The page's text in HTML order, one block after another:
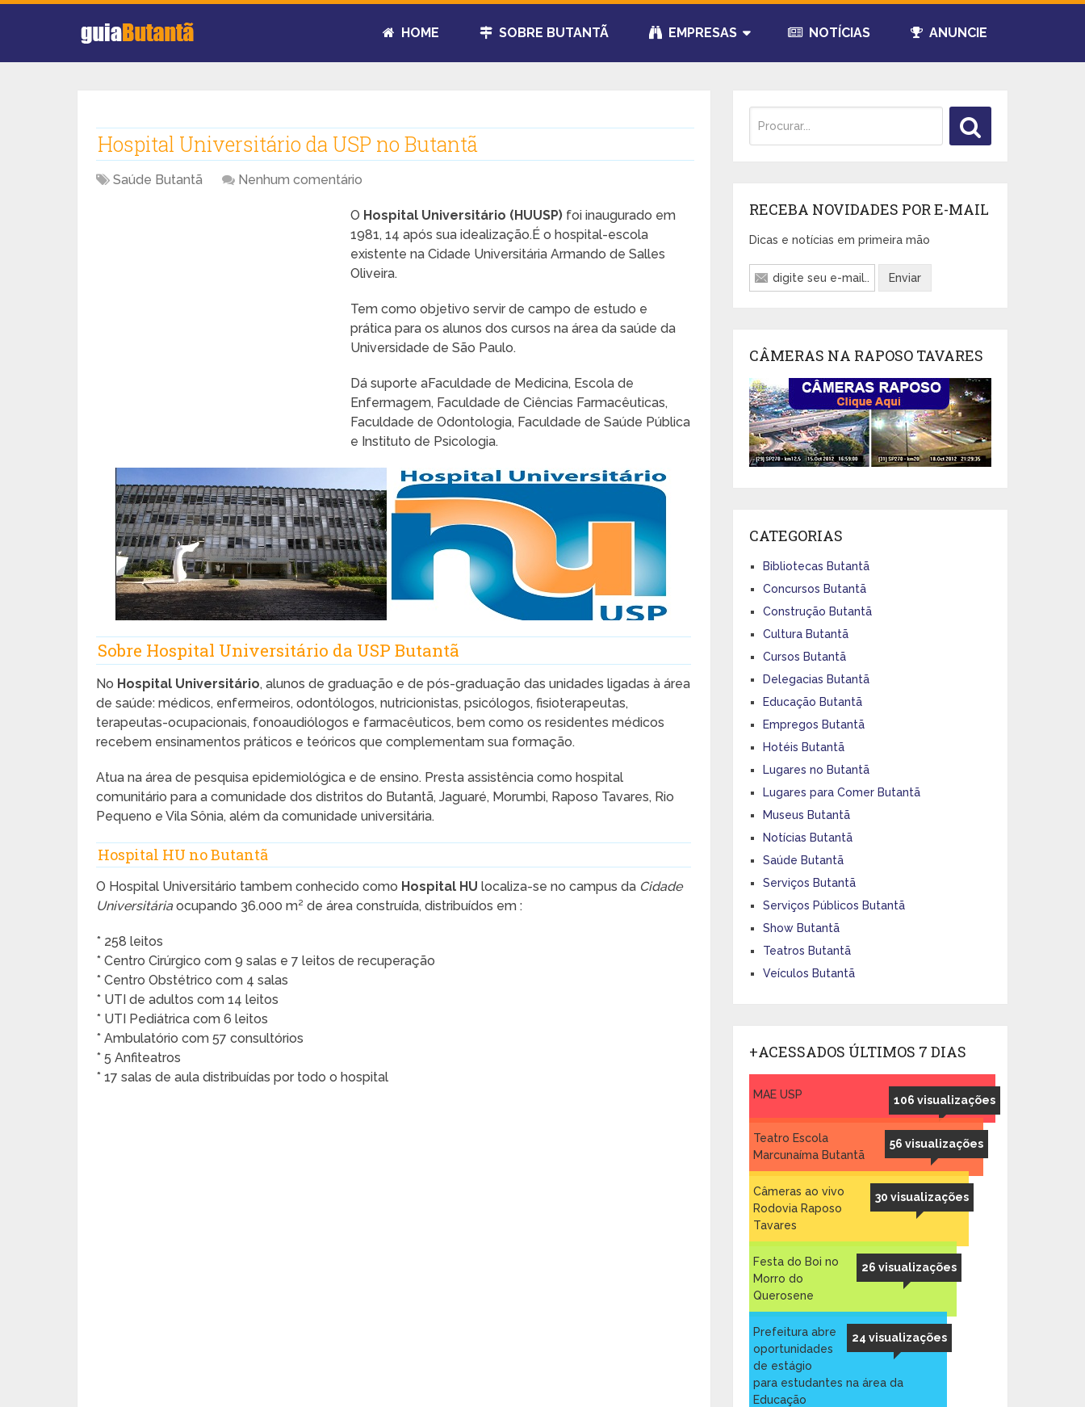
HOME SOBRE BUTANTÃ EMPRESAS NOTÍCIAS ANUNCIE
Hospital Universitário da USP no Butantã
Saúde Butantã Nenhum comentário
O Hospital Universitário (HUUSP) foi inaugurado em
1981, 14 após sua idealização.É o hospital-escola
existente na Cidade Universitária Armando de Salles
Oliveira.
Tem como objetivo servir de campo de estudo e
prática para os alunos dos cursos na área da saúde da
Universidade de São Paulo.
Dá suporte aFaculdade de Medicina, Escola de
Enfermagem, Faculdade de Ciências Farmacêuticas,
Faculdade de Odontologia, Faculdade de Saúde Pública
e Instituto de Psicologia.
Sobre Hospital Universitário da USP Butantã
No Hospital Universitário, alunos de graduação e de pós-graduação das unidades ligadas à área
de saúde: médicos, enfermeiros, odontólogos, nutricionistas, psicólogos, fisioterapeutas,
terapeutas-ocupacionais, fonoaudiólogos e farmacêuticos, bem como os residentes médicos
recebem ensinamentos práticos e teóricos que complementam sua formação.
Atua na área de pesquisa epidemiológica e de ensino. Presta assistência como hospital
comunitário para a comunidade dos distritos do Butantã, Jaguaré, Morumbi, Raposo Tavares, Rio
Pequeno e Vila Sônia, além da comunidade universitária.
Hospital HU no Butantã
O Hospital Universitário tambem conhecido como Hospital HU localiza-se no campus da Cidade
Universitáriaocupando 36.000 m² de área construída, distribuídos em :
* 258 leitos
* Centro Cirúrgico com 9 salas e 7 leitos de recuperação
* Centro Obstétrico com 4 salas
* UTI de adultos com 14 leitos
* UTI Pediátrica com 6 leitos
* Ambulatório com 57 consultórios
* 5 Anfiteatros
* 17 salas de aula distribuídas por todo o hospital
RECEBA NOVIDADES POR E-MAIL
Dicas e notícias em primeira mão
CÂMERAS NA RAPOSO TAVARES
CATEGORIAS
Bibliotecas Butantã
Concursos Butantã
Construção Butantã
Cultura Butantã
Cursos Butantã
Delegacias Butantã
Educação Butantã
Empregos Butantã
Hotéis Butantã
Lugares no Butantã
Lugares para Comer Butantã
Museus Butantã
Notícias Butantã
Saúde Butantã
Serviços Butantã
Serviços Públicos Butantã
Show Butantã
Teatros Butantã
Veículos Butantã
+ACESSADOS ÚLTIMOS 7 DIAS
106 visualizações
MAE USP
56 visualizações
Teatro Escola
Marcunaíma Butantã
30 visualizações
Câmeras ao vivo
Rodovia Raposo
Tavares
26 visualizações
Festa do Boi no
Morro do
Querosene
24 visualizações
Prefeitura abre
oportunidades
de estágio
para estudantes na área da
Educação